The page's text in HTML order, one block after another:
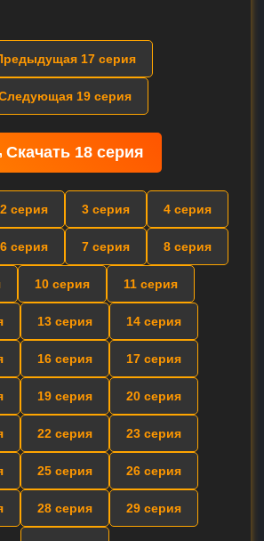
17 серия
19 серия
Скачать 18 серия
2 серия 3 серия 4 серия
6 серия 7 серия 8 серия
10 серия 11 серия
13 серия 14 серия
16 серия 17 серия
19 серия 20 серия
22 серия 23 серия
25 серия 26 серия
28 серия 29 серия